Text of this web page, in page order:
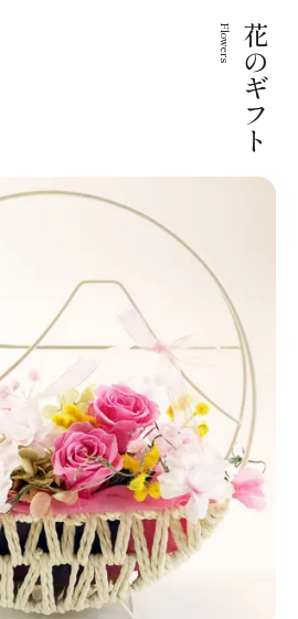
花のギフト
Flowers